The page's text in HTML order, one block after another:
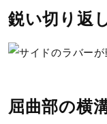
質量
インソール
鋭い切り返
屈曲部の横